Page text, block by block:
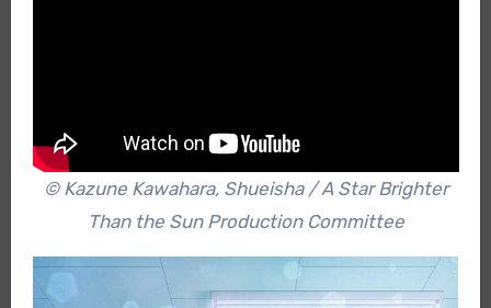
© Kazune Kawahara, Shueisha / A Star Brighter
Than the Sun Production Committee